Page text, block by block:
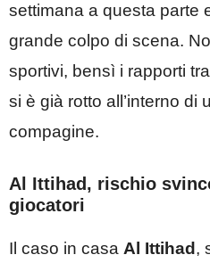
settimana a questa parte
grande colpo di scena.
sportivi, bensì i rapporti
si è già rotto all’interno di
compagine.
Al Ittihad, rischio
giocatori
Il caso in casa Al Ittihad,